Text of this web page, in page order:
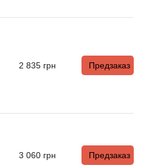
2 835 грн Предзаказ
3 060 грн Предзаказ